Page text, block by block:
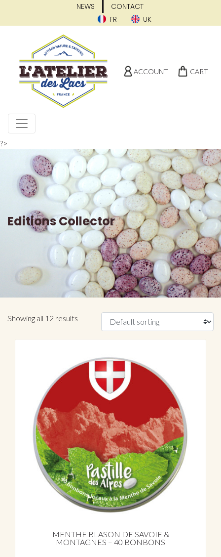
NEWS
CONTACT
FR
UK
ACCOUNT CART
?>
Editions Collector
Showing all 12 results
MENTHE BLASON DE SAVOIE &
MONTAGNES – 40 BONBONS